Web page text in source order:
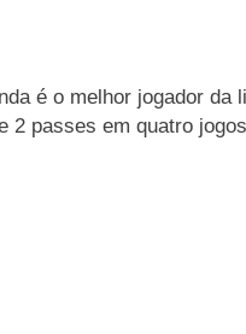
é o melhor jogador da
2 passes em quatro